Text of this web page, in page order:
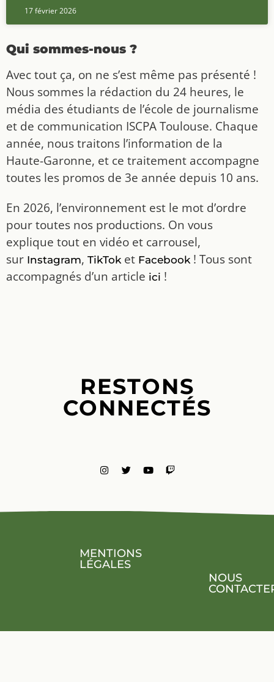
17 février 2026
Qui sommes-nous ?
Avec tout ça, on ne s’est même pas présenté !
Nous sommes la rédaction du 24 heures, le
média des étudiants de l’école de journalisme
et de communication ISCPA Toulouse. Chaque
année, nous traitons l’information de la
Haute-Garonne, et ce traitement accompagne
toutes les promos de 3e année depuis 10 ans.
En 2026, l’environnement est le mot d’ordre
pour toutes nos productions. On vous
explique tout en vidéo et carrousel,
sur Instagram, TikToket Facebook! Tous sont
accompagnés d’un article ici !
RESTONS
CONNECTÉS
MENTIONS
LÉGALES
NOUS